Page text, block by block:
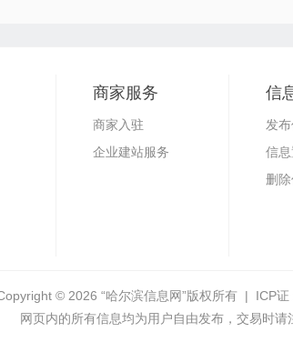
商家服务
商家入驻
企业建站服务
信
发
信
删除
© 2026 “哈尔滨信息网”版权所有 | ICP证
网页内的所有信息均为用户自由发布，交易时